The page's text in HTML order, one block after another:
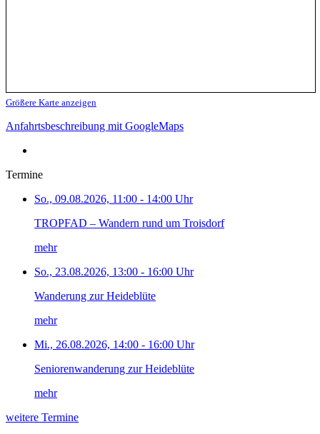
Größere Karte anzeigen
Anfahrtsbeschreibung mit GoogleMaps
Termine
So., 09.08.2026, 11:00 - 14:00 Uhr
TROPFAD – Wandern rund um Troisdorf
mehr
So., 23.08.2026, 13:00 - 16:00 Uhr
Wanderung zur Heideblüte
mehr
Mi., 26.08.2026, 14:00 - 16:00 Uhr
Seniorenwanderung zur Heideblüte
mehr
weitere Termine